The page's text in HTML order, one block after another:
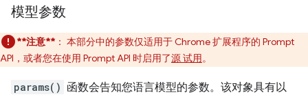
模型参数
**注意** ： 本部分中的参数仅适用于 Chrome 扩展程序的 Prompt
API，或者您在使用 Prompt API 时启用了源 试用。
params() 函数会告知您语言模型的参数。该对象具有以